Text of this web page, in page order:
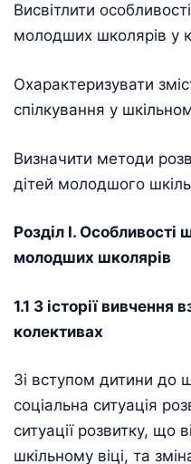
Висвітлити
молодших школярів у
Охарактеризувати
спілкування у
Визначити методи
дітей молодшого
Розділ І. Особливості
молодших школярів
1.1 З історії вивчення
колективах
Зi вступом дитини до
соцiальна ситуацiя
ситуації розвитку,
шкiльному вiцi, та